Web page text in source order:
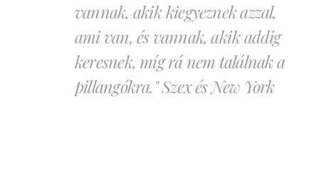
vannak, akik kiegyeznek azzal,
ami van, és vannak, akik addig
keresnek, míg rá nem találnak a
pillangókra." Szex és New York